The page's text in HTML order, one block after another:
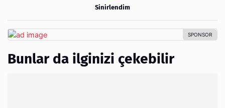
Sinirlendim
Bunlar da ilginizi çekebilir